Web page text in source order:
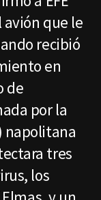
que le
recibió
en
de
por la
napolitana
tres
los